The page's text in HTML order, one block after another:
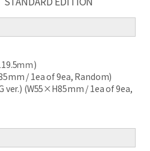
ｍｍ)
/ 1ea of 9ea, Random)
ver.) (W55×H85mm / 1ea of 9ea,